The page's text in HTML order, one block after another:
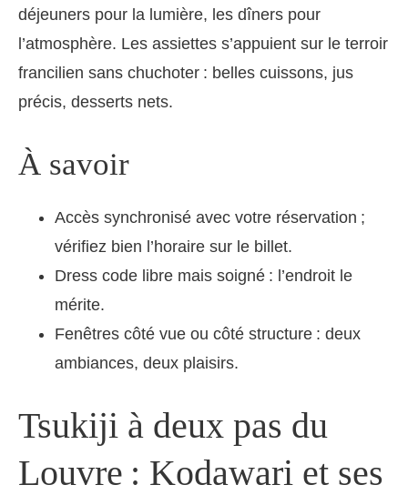
déjeuners pour la lumière, les dîners pour
l’atmosphère. Les assiettes s’appuient sur le terroir
francilien sans chuchoter : belles cuissons, jus
précis, desserts nets.
À savoir
Accès synchronisé avec votre réservation ;
vérifiez bien l’horaire sur le billet.
Dress code libre mais soigné : l’endroit le
mérite.
Fenêtres côté vue ou côté structure : deux
ambiances, deux plaisirs.
Tsukiji à deux pas du
Louvre : Kodawari et ses